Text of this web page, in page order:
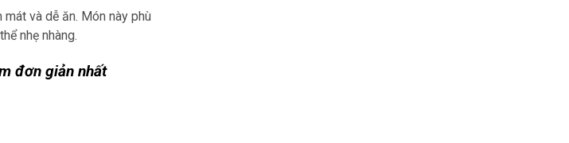
và dễ ăn. Món này phù
nhẹ nhàng.
đơn giản nhất